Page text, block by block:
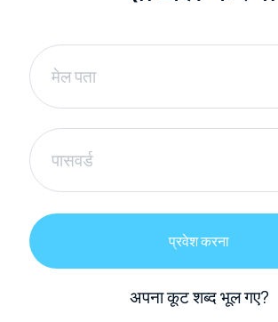
प्रवेश करना
अपना कूट शब्द भूल गए?